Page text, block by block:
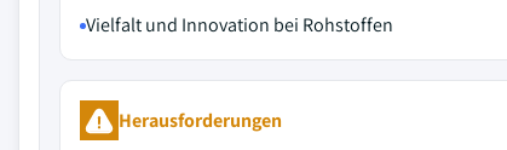
Vielfalt und Innovation bei Rohstoffen
Herausforderungen